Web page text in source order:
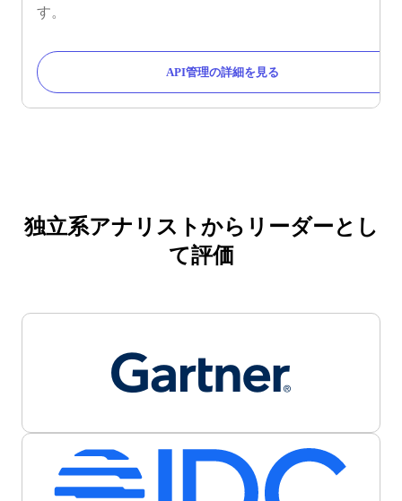
す。
API管理の詳細を見る
独立系アナリストからリーダーとし
て評価